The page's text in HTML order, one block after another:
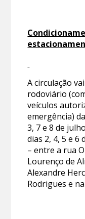
A circulação
rodoviário
veículos
emergência)
3, 7 e 8 de
dias 2, 4, 5 e 6
– entre a rua
Lourenço de
Alexandre
Rodrigues e